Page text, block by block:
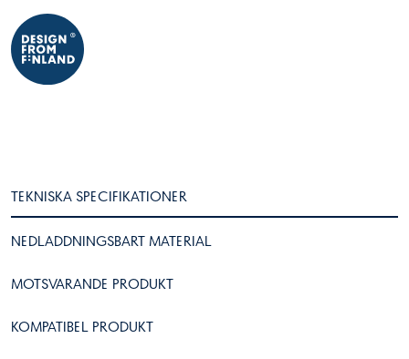
TEKNISKA SPECIFIKATIONER
NEDLADDNINGSBART MATERIAL
MOTSVARANDE PRODUKT
KOMPATIBEL PRODUKT